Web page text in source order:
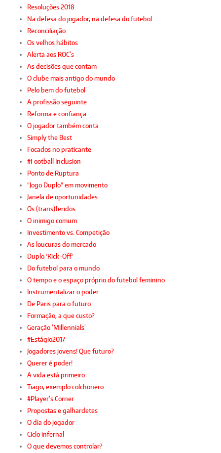
Resoluções 2018
Na defesa do jogador, na defesa do futebol
Reconciliação
Os velhos hábitos
Alerta aos ROC`s
As decisões que contam
O clube mais antigo do mundo
Pelo bem do futebol
A profissão seguinte
Reforma e confiança
O jogador também conta
Simply the Best
Focados no praticante
#Football Inclusion
Ponto de Ruptura
"Jogo Duplo" em movimento
Janela de oportunidades
Os (trans)feridos
O inimigo comum
Investimento vs. Competição
As loucuras do mercado
Duplo 'Kick-Off'
Do futebol para o mundo
O tempo e o espaço próprio do futebol feminino
Instrumentalizar o poder
De Paris para o futuro
Formação, a que custo?
Geração ‘Millennials’
#Estágio2017
Jogadores jovens! Que futuro?
Querer é poder!
A vida está primeiro
Tiago, exemplo colchonero
#Player’s Corner
Propostas e galhardetes
O dia do jogador
Ciclo infernal
O que devemos controlar?